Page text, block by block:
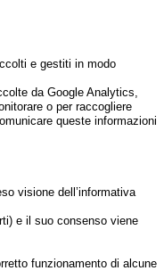
e gestiti in modo
da Google Analytics,
o per raccogliere
queste informazioni
visione dell’informativa
e il suo consenso viene
funzionamento di alcune